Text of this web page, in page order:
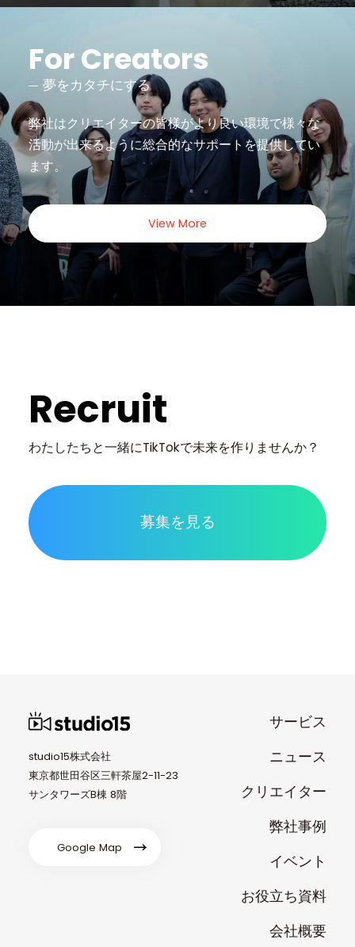
For Creators
夢をカタチにする
弊社はクリエイターの皆様がより良い環境で様々な
活動が出来るように総合的なサポートを提供してい
ます。
View More
Recruit
わたしたちと一緒にTikTokで未来を作りませんか？
募集を見る
studio15株式会社
東京都世田谷区三軒茶屋2-11-23
サンタワーズB棟 8階
Google Map
サービス
ニュース
クリエイター
弊社事例
イベント
お役立ち資料
会社概要